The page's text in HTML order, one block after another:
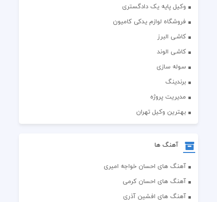
وکیل پایه یک دادگستری
فروشگاه لوازم یدکی کامیون
کاشی البرز
کاشی الوند
سوله سازی
برندینگ
مدیریت پروژه
بهترین وکیل تهران
آهنگ ها
آهنگ های احسان خواجه امیری
آهنگ های احسان کرمی
آهنگ های افشین آذری